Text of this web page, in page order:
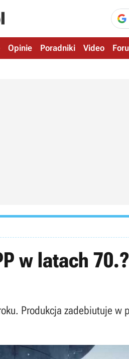
Opinie Poradniki Video
w latach
Produkcja zadebiutuje w